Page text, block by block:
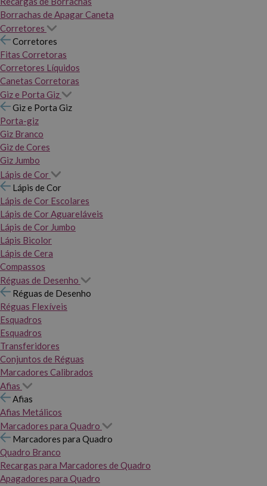
Borrachas de Apagar Caneta
Corretores
Corretores
Fitas Corretoras
Corretores Líquidos
Canetas Corretoras
Giz e Porta Giz
Giz e Porta Giz
Porta-giz
Giz Branco
Giz de Cores
Giz Jumbo
Lápis de Cor
Lápis de Cor
Lápis de Cor Escolares
Lápis de Cor Aguareláveis
Lápis de Cor Jumbo
Lápis Bicolor
Lápis de Cera
Compassos
Réguas de Desenho
Réguas de Desenho
Réguas Flexíveis
Esquadros
Esquadros
Transferidores
Conjuntos de Réguas
Marcadores Calibrados
Afias
Afias
Afias Metálicos
Marcadores para Quadro
Marcadores para Quadro
Quadro Branco
Recargas para Marcadores de Quadro
Apagadores para Quadro